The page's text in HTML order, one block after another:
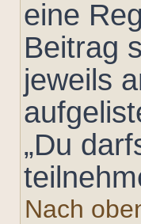
eine
Beitrag
jeweils
„Du
Nach